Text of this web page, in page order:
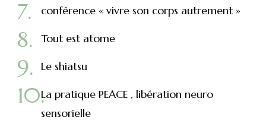
conférence « vivre son corps autrement »
Tout est atome
Le shiatsu
La pratique PEACE , libération neuro
sensorielle